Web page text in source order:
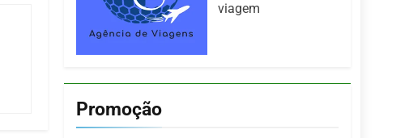
viagem
Promoção